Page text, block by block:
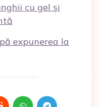
cu gel și
expunerea la